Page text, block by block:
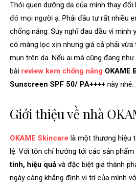
Thói quen dưỡng da của mình thay đổi
đó mọi người ạ. Phải đầu tư rất nhiều
chống nắng. Suy nghĩ đau đầu vì mình
có màng lọc xịn nhưng giá cả phải vừa
mụn trên da. Nếu ai mà cũng đang
bài review kem chống nắng OKAME
Sunscreen SPF 50/ PA++++ này nhé.
Giới thiệu về nhà
OKAME Skincare là một thương hiệu
lệ. Với tôn chỉ hướng tới các sản phẩm
tính, hiệu quả và đặc biệt giá thành
ngày càng khẳng định vị trí của mình